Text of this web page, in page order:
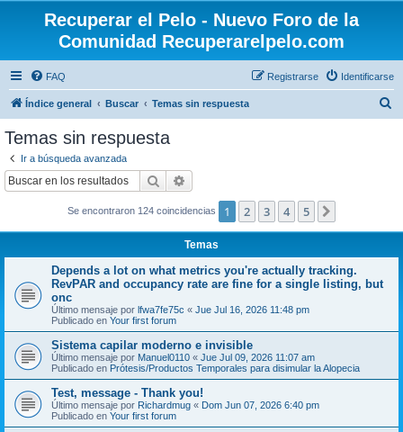
Recuperar el Pelo - Nuevo Foro de la
Comunidad Recuperarelpelo.com
FAQ Identificarse
Registrarse
Índice general Buscar Temas sin respuesta
Temas sin respuesta
Ir a búsqueda avanzada
Buscar
Se encontraron 124 coincidencias 1 2 3 4 5
Temas
Depends a lot on what metrics you're actually tracking.
RevPAR and occupancy rate are fine for a single listing, but
onc
Último mensaje por lfwa7fe75c « Jue Jul 16, 2026 11:48 pm
Publicado en Your first forum
Sistema capilar moderno e invisible
Último mensaje por Manuel0110 « Jue Jul 09, 2026 11:07 am
Publicado en Prótesis/Productos Temporales para disimular la Alopecia
Test, message - Thank you!
Último mensaje por Richardmug « Dom Jun 07, 2026 6:40 pm
Publicado en Your first forum